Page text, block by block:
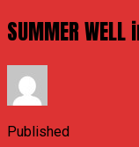
SUMMER
Published